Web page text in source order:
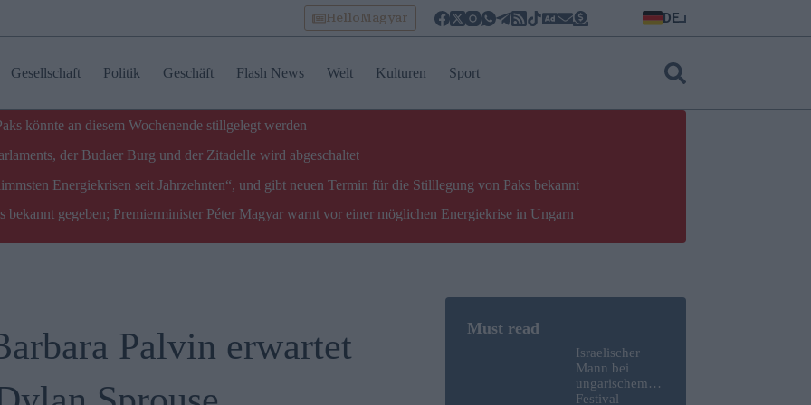
HelloMagyar DE
Gesellschaft Politik Geschäft Flash News Welt Kulturen Sport
könnte an diesem Wochenende stillgelegt werden
der Budaer Burg und der Zitadelle wird abgeschaltet
Energiekrisen seit Jahrzehnten“, und gibt neuen Termin für die Stilllegung von Paks bekannt
gegeben; Premierminister Péter Magyar warnt vor einer möglichen Energiekrise in Ungarn
Palvin erwartet
Israelischer
Mann bei
ungarischem
Festival